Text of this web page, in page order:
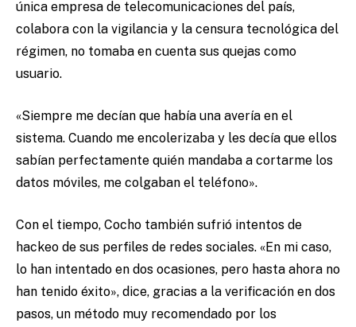
única empresa de telecomunicaciones del país,
colabora con la vigilancia y la censura tecnológica del
régimen, no tomaba en cuenta sus quejas como
usuario.
«Siempre me decían que había una avería en el
sistema. Cuando me encolerizaba y les decía que ellos
sabían perfectamente quién mandaba a cortarme los
datos móviles, me colgaban el teléfono».
Con el tiempo, Cocho también sufrió intentos de
hackeo de sus perfiles de redes sociales. «En mi caso,
lo han intentado en dos ocasiones, pero hasta ahora no
han tenido éxito», dice, gracias a la verificación en dos
pasos, un método muy recomendado por los